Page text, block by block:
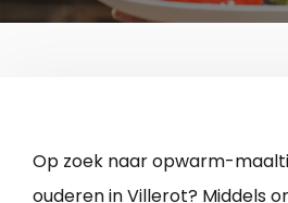
Op zoek naar opwarm-
ouderen in Villerot? Middels